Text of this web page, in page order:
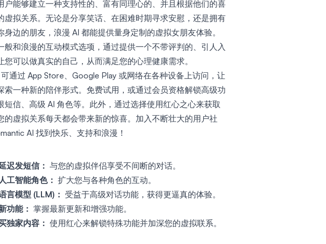
户能够建立一种支持性的、富有同理心的、并且根据他们的喜
虚拟关系。无论是分享笑话、在困难时期寻求安慰，还是拥有
身边的朋友，浪漫 AI 都能提供量身定制的虚拟女朋友体验。
般和浪漫的互动模式选项，通过提供一个不带评判的、引人入
您可以做真实的自己，从而满足您的心理健康需求。
通过 App Store、Google Play 或网络在各种设备上访问，让
索一种新的陪伴形式。免费试用，或通过会员资格解锁高级功
短信、高级 AI 角色等。此外，通过选择使用红心之心来获取
的虚拟关系每天都会带来新的惊喜。加入不断壮大的用户社
AI 找到快乐、支持和浪漫！
迟发短信： 与您的虚拟伴侣享受不间断的对话。
工智能角色： 扩大您与各种角色的互动。
言模型 (LLM)： 受益于高级对话功能，获得更逼真的体验。
功能： 掌握最新更新和增强功能。
独家内容： 使用红心来解锁特殊功能并加深您的虚拟联系。